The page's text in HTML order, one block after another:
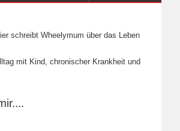
schreibt Wheelymum über das Leben
mit Kind, chronischer Krankheit und